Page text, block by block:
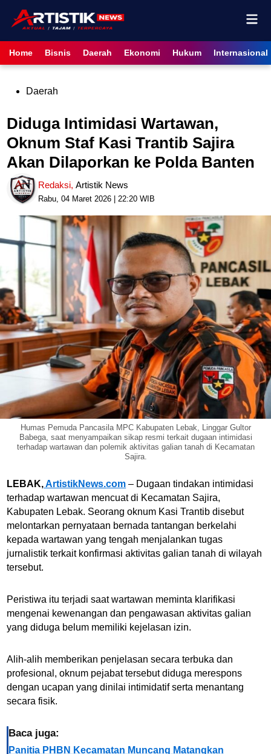
content
Home Bisnis Daerah Ekonomi Hukum Internasional
PostedDaerah
Diduga Intimidasi Wartawan,
Oknum Staf Kasi Trantib Sajira
Akan Dilaporkan ke Polda Banten
Redaksi,Artistik News
Rabu, 04 Maret 2026 | 22:20 WIB
Humas Pemuda Pancasila MPC Kabupaten Lebak, Linggar Gultor
Babega, saat menyampaikan sikap resmi terkait dugaan intimidasi
terhadap wartawan dan polemik aktivitas galian tanah di Kecamatan
Sajira.
LEBAK,ArtistikNews.com – Dugaan tindakan intimidasi
terhadap wartawan mencuat di Kecamatan Sajira,
Kabupaten Lebak. Seorang oknum Kasi Trantib disebut
melontarkan pernyataan bernada tantangan berkelahi
kepada wartawan yang tengah menjalankan tugas
jurnalistik terkait konfirmasi aktivitas galian tanah di wilayah
tersebut.
Peristiwa itu terjadi saat wartawan meminta klarifikasi
mengenai kewenangan dan pengawasan aktivitas galian
yang diduga belum memiliki kejelasan izin.
Alih-alih memberikan penjelasan secara terbuka dan
profesional, oknum pejabat tersebut diduga merespons
dengan ucapan yang dinilai intimidatif serta menantang
secara fisik.
Baca juga:
Panitia PHBN Kecamatan Muncang Matangkan